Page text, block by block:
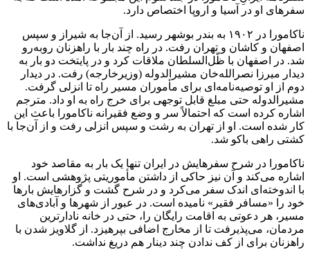
سفرهای او در آسیا و اروپا اختصاص دارد.
ناکامورا در ۱۹۰۲ به بندر بوشهر رسید. از آن‌جا به شیراز و سپس
اصفهان و کاشان و تهران رفت. در راه چند بار با راهزنان روبه‌رو
شد. در اصفهان با ظّل‌السلطان ملاقات کرد و در پایتخت دو بار به
دیدار میرزا نصرالله‌خان مشیرالدوله (وزیرخارجه) رفت. در دیدار
دوم از او توصیه‌نامه‌ای برای مأموران مسیر راه تا انزلی گرفت.
مشیرالدوله حتی مبلغ قابل توجهی برای خرج راه به او داد. مترجم
اشاره کرده است که احتمالاً سر و وضع فقیرانه ناکامورا باعث این
کار شده است. او از تهران به رشت و سپس انزلی رفت و از آن‌جا با
کشتی راهی باکو شد.
ناکامورا در شرح سفرهایش در ایران تنها یک بار به مقاصد خود
اشاره می‌کند و آن نیز حاکی از داشتن مأموریتی پژوهشی است. او
با اندوخته‌ای اندک سفر می‌کرد و در شرح گشت و گزارهایش بارها
خود را «مسافر فقیر» نامیده است. در عبور از شهرها و آبادی‌های
مسیر، هر دعوتی به اقامت رایگان را، حتی در خانه نادارترین
مردمان، می‌پذیرفت تا از مخارج اضافی بپرهیزد. از گلاویز شدن با
راهزنان برای از کف ندادن چند دینار هم دریغ نداشت.